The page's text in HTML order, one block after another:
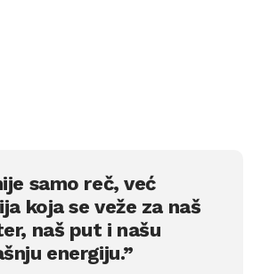
samo reč, već
koja se veže za naš
naš put i našu
energiju.”